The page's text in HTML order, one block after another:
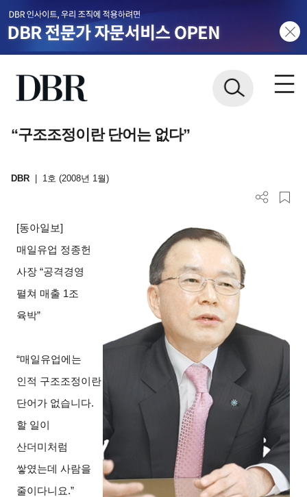
“구조조정이란 단어는 없다”
DBR 1호 (2008년 1월)
[동아일보]
매일유업 정종헌
사장 “공격경영
펼쳐 매출 1조
육박”
“매일유업에는
인적 구조조정이란
단어가 없습니다.
할 일이
산더미처럼
쌓였는데 사람을
줄이다니요.”